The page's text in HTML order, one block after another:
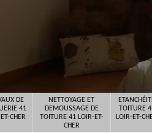
DE
41
CHER
NETTOYAGE ET
DEMOUSSAGE DE
TOITURE 41 LOIR-ET-
CHER
TOITURE
LOIR-ET-